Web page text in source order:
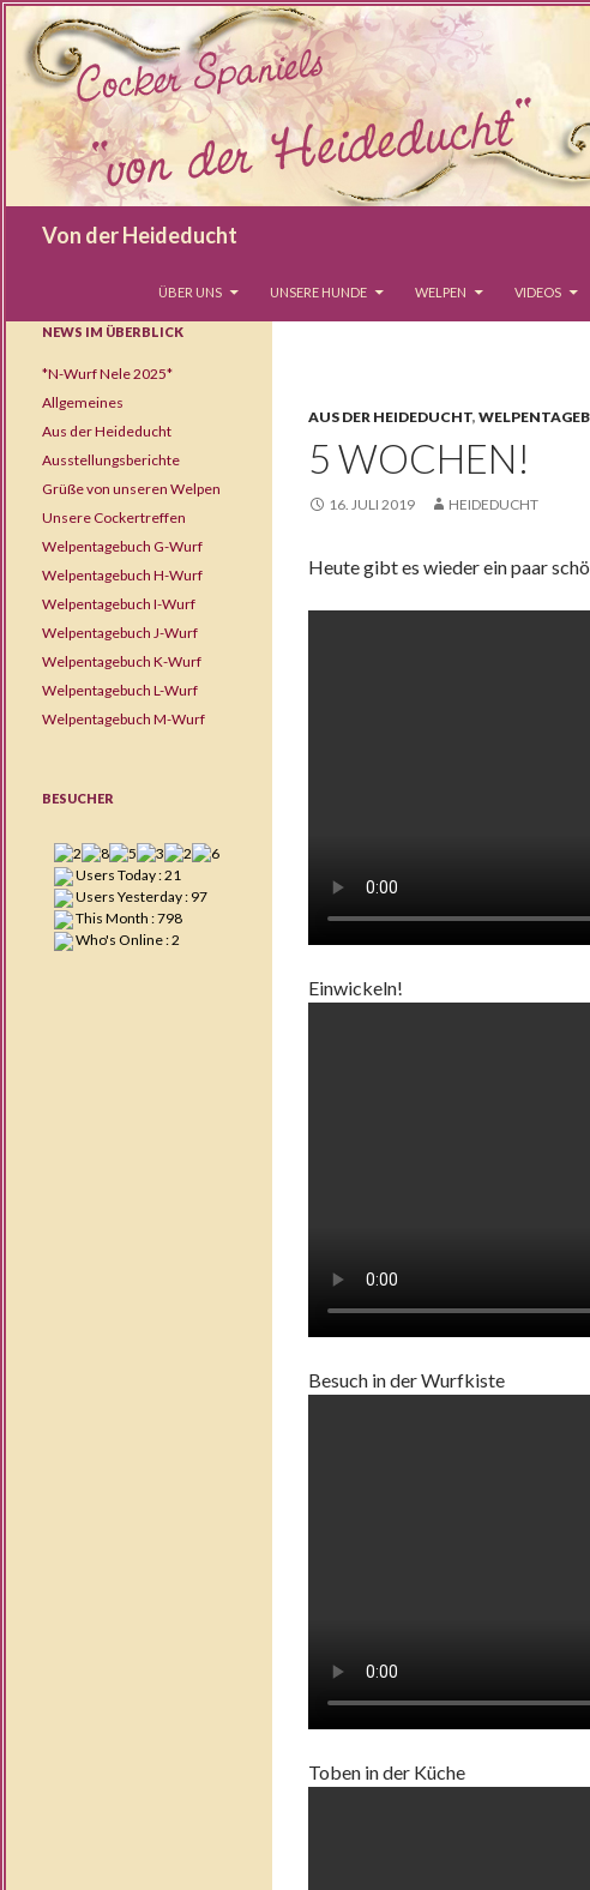
Von der Heideducht
ÜBER UNS
UNSERE HUNDE WELPEN VIDEOS
AUS DER HEIDEDUCHT,
5 WOCHEN!
16. JULI 2019 HEIDEDUCHT
Heute gibt es wieder ein paar
Einwickeln!
Besuch in der Wurfkiste
Toben in der Küche
NEWS IM ÜBERBLICK
*N-Wurf Nele 2025*
Allgemeines
Aus der Heideducht
Ausstellungsberichte
Grüße von unseren Welpen
Unsere Cockertreffen
Welpentagebuch G-Wurf
Welpentagebuch H-Wurf
Welpentagebuch I-Wurf
Welpentagebuch J-Wurf
Welpentagebuch K-Wurf
Welpentagebuch L-Wurf
Welpentagebuch M-Wurf
BESUCHER
Users Today : 21
Users Yesterday : 97
This Month : 798
Who's Online : 2